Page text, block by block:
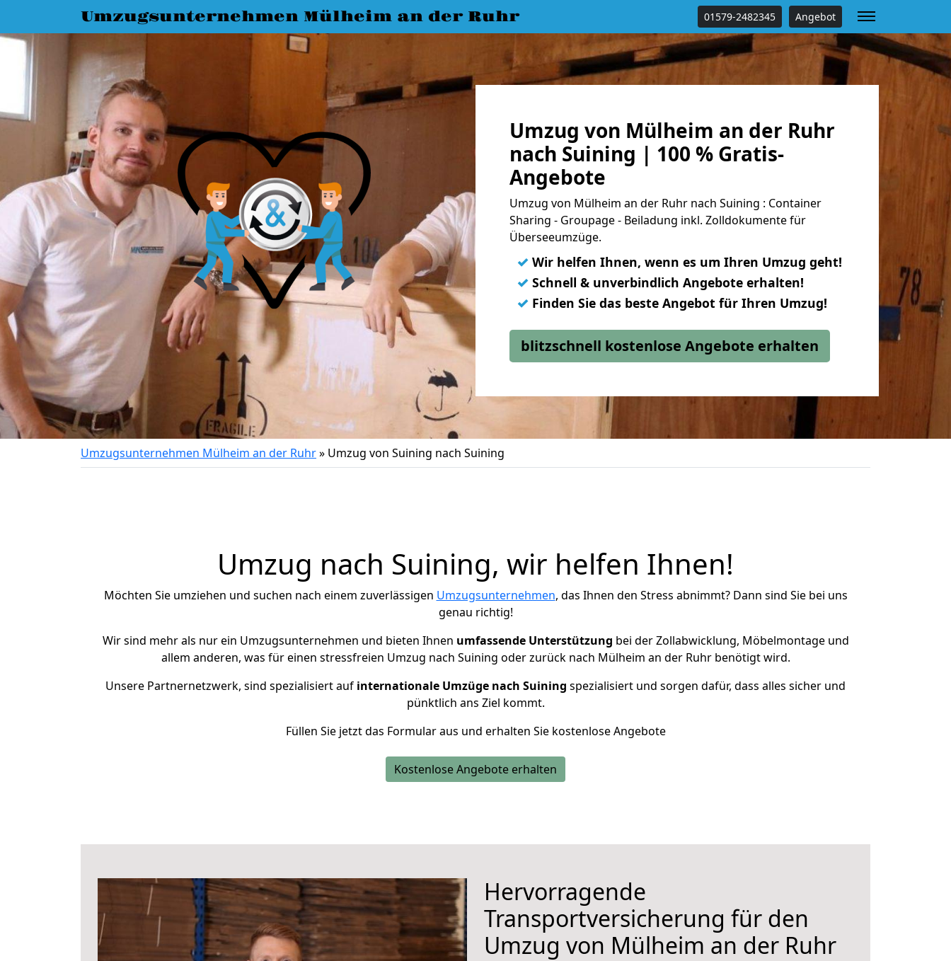
Umzugsunternehmen Mülheim an der Ruhr 01579-2482345 Angebot
Umzug von Mülheim an der Ruhr
nach Suining | 100 % Gratis-
Angebote
Umzug von Mülheim an der Ruhr nach Suining : Container
Sharing - Groupage - Beiladung inkl. Zolldokumente für
Überseeumzüge.
✓ Wir helfen Ihnen, wenn es um Ihren Umzug geht!
✓ Schnell & unverbindlich Angebote erhalten!
✓ Finden Sie das beste Angebot für Ihren Umzug!
blitzschnell kostenlose Angebote erhalten
Umzugsunternehmen Mülheim an der Ruhr» Umzug von Suining nach Suining
Umzug nach Suining, wir helfen Ihnen!
Möchten Sie umziehen und suchen nach einem zuverlässigen Umzugsunternehmen, das Ihnen den Stress abnimmt? Dann sind Sie bei uns
genau richtig!
Wir sind mehr als nur ein Umzugsunternehmen und bieten Ihnen umfassende Unterstützung bei der Zollabwicklung, Möbelmontage und
allem anderen, was für einen stressfreien Umzug nach Suining oder zurück nach Mülheim an der Ruhr benötigt wird.
Unsere Partnernetzwerk, sind spezialisiert auf internationale Umzüge nach Suining spezialisiert und sorgen dafür, dass alles sicher und
pünktlich ans Ziel kommt.
Füllen Sie jetzt das Formular aus und erhalten Sie kostenlose Angebote
Kostenlose Angebote erhalten
Hervorragende
Transportversicherung für den
Umzug von Mülheim an der Ruhr